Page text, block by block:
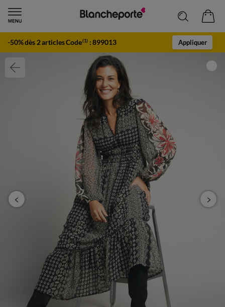
-50% dès 2 articles Code(1) :899013 Appliquer